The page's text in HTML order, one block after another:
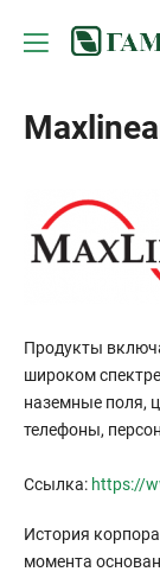
Продукты
широком
наземные поля,
телефоны,
Ссылка: https://
История
момента